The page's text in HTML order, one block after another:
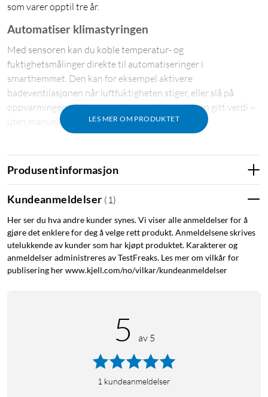
som varer opptil tre år.
LES MER OM PRODUKTET
Automatiser klimastyringen
Med sensoren kan du koble temperatur- og
fuktighetsmålinger direkte til automatiseringer i
smarthemmet. Den kan for eksempel aktivere
badeventilasjonen når luftfuktigheten stiger, eller slå på
oppvarmingen når temperaturen synker under en gitt verdi –
uten manuell inngripen.
Tilpasset fuktige og støvete miljøer
IP54-klassifiseringen gjør sensoren egnet for baderom, kjeller
og beskyttede utendørsmiljøer som terrasse og balkong.
Plassert utendørs kan den varsle tidlig om endrede
værforhold og utløse automatiseringer som lukker markiser
eller hever innetemperaturen.
Bred kompatibilitet via Bluetooth og Zigbee
for Shelly Smart Control-appen – alle Shelly Plus-, Gen3- og
Gen4-enheter kan brukes som gateway.
Temperaturområde: -20 til 60 °C
Produsentinformasjon
Kundeanmeldelser ( 1 )
Her ser du hva andre kunder synes. Vi viser alle anmeldelser for å
gjøre det enklere for deg å velge rett produkt. Anmeldelsene skrives
utelukkende av kunder som har kjøpt produktet. Karakterer og
anmeldelser administreres av TestFreaks. Les mer om vilkår for
publisering her www.kjell.com/no/vilkar/kundeanmeldelser
5 av 5
1 kundeanmeldelser